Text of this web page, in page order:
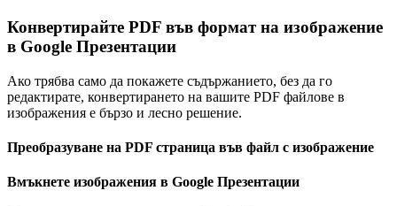
Конвертирайте PDF във формат на изображение
в Google Презентации
Ако трябва само да покажете съдържанието, без да го
редактирате, конвертирането на вашите PDF файлове в
изображения е бързо и лесно решение.
Преобразуване на PDF страница във файл с изображение
Вмъкнете изображения в Google Презентации